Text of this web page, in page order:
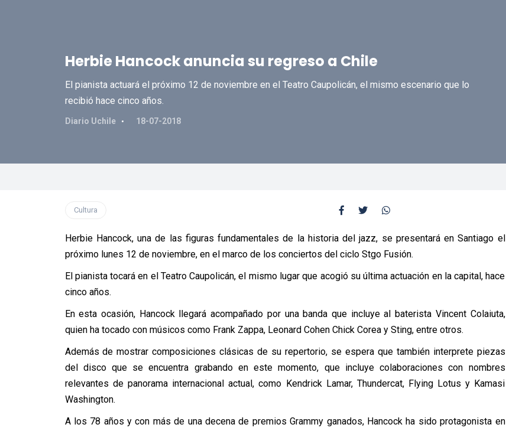
Herbie Hancock anuncia su regreso a Chile
El pianista actuará el próximo 12 de noviembre en el Teatro Caupolicán, el mismo escenario que lo
recibió hace cinco años.
Diario Uchile 18-07-2018
Cultura
Herbie Hancock, una de las figuras fundamentales de la historia del jazz, se presentará en Santiago el
próximo lunes 12 de noviembre, en el marco de los conciertos del ciclo Stgo Fusión.
El pianista tocará en el Teatro Caupolicán, el mismo lugar que acogió su última actuación en la capital, hace
cinco años.
En esta ocasión, Hancock llegará acompañado por una banda que incluye al baterista Vincent Colaiuta,
quien ha tocado con músicos como Frank Zappa, Leonard Cohen Chick Corea y Sting, entre otros.
Además de mostrar composiciones clásicas de su repertorio, se espera que también interprete piezas
del disco que se encuentra grabando en este momento, que incluye colaboraciones con nombres
relevantes de panorama internacional actual, como Kendrick Lamar, Thundercat, Flying Lotus y Kamasi
Washington.
A los 78 años y con más de una decena de premios Grammy ganados, Hancock ha sido protagonista en